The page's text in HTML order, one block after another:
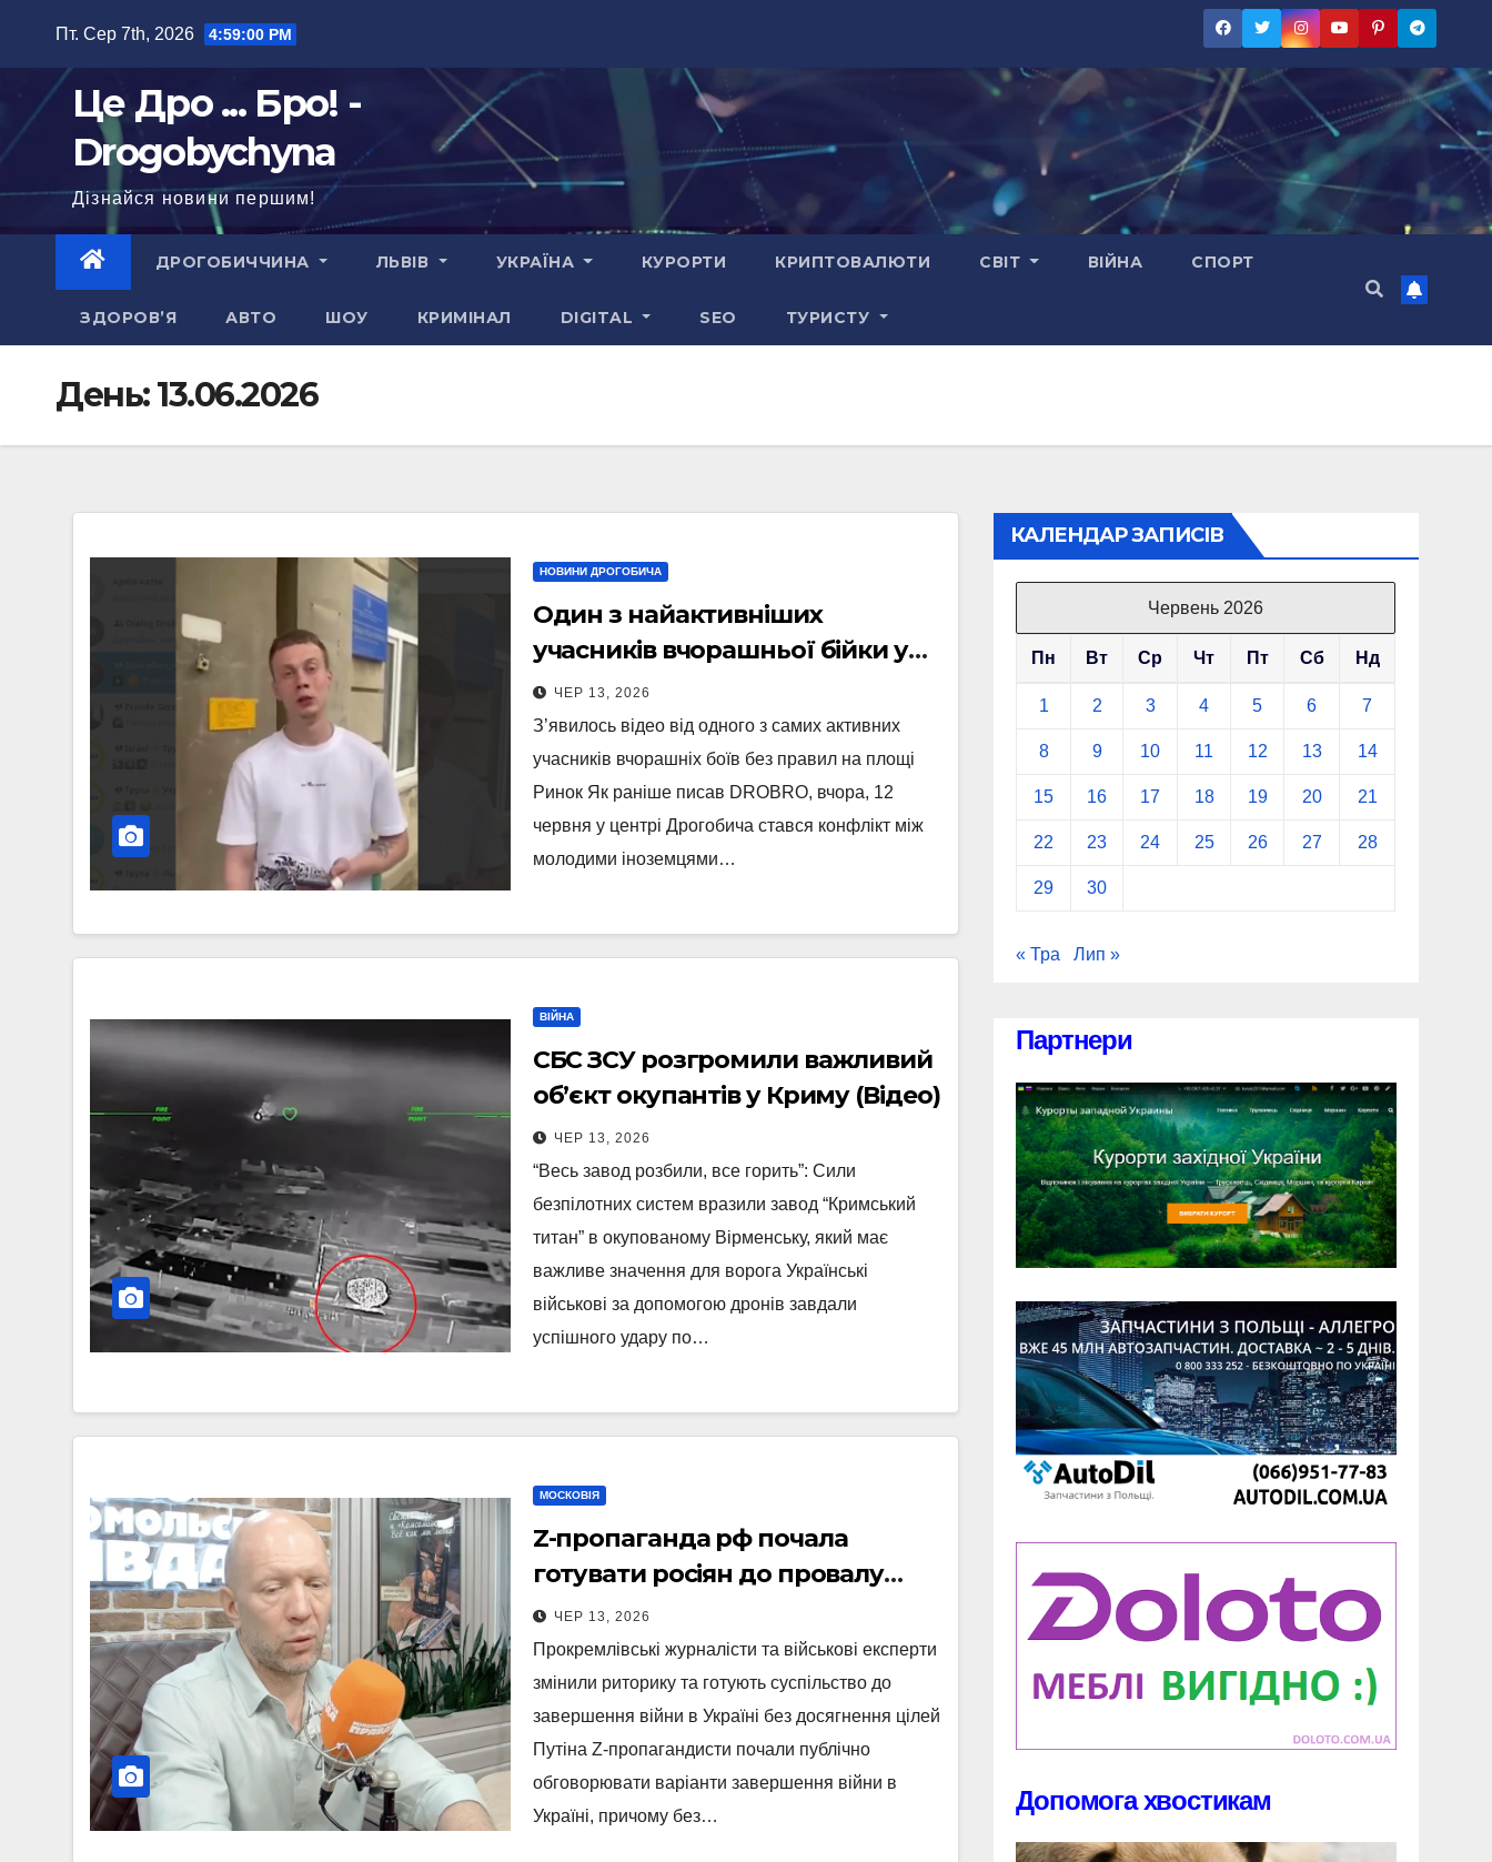
Пт. Сер 7th, 2026 4:59:02 PM
Це Дро ... Бро! -
Drogobychyna
Дізнайся новини першим!
ДРОГОБИЧЧИНА ЛЬВІВ УКРАЇНА КУРОРТИ КРИПТОВАЛЮТИ СВІТ ВІЙНА СПОРТ
ЗДОРОВ’Я АВТО ШОУ КРИМІНАЛ DIGITAL SEO ТУРИСТУ
День:13.06.2026
НОВИНИ ДРОГОБИЧА
Один з найактивніших
учасників вчорашньої бійки у
Дрогобичі прокоментував
подію (Відео)
ЧЕР 13, 2026
З’явилось відео від одного з самих активних
учасників вчорашніх боїв без правил на площі
Ринок Як раніше писав DROBRO, вчора, 12
червня у центрі Дрогобича стався конфлікт між
молодими іноземцями…
ВІЙНА
СБС ЗСУ розгромили важливий
об’єкт окупантів у Криму (Відео)
ЧЕР 13, 2026
“Весь завод розбили, все горить”: Сили
безпілотних систем вразили завод “Кримський
титан” в окупованому Вірменську, який має
важливе значення для ворога Українські
військові за допомогою дронів завдали
успішного удару по…
МОСКОВІЯ
Z-пропаганда рф почала
готувати росіян до провалу
війни
ЧЕР 13, 2026
Прокремлівські журналісти та військові експерти
змінили риторику та готують суспільство до
завершення війни в Україні без досягнення цілей
Путіна Z-пропагандисти почали публічно
обговорювати варіанти завершення війни в
Україні, причому без…
КАЛЕНДАР ЗАПИСІВ
Червень 2026
Пн Вт Ср Чт Пт Сб Нд
1 2 3 4 5 6 7
8 9 10 11 12 13 14
15 16 17 18 19 20 21
22 23 24 25 26 27 28
29 30
« Тра Лип »
Партнери
Допомога хвостикам